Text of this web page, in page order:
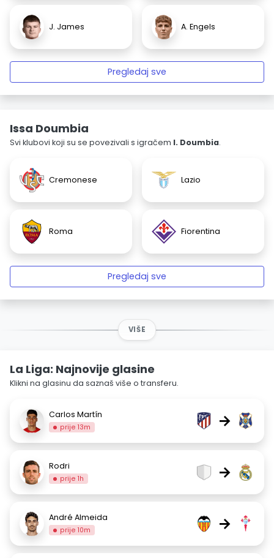
J. James A. Engels
Pregledaj sve
Issa Doumbia
Svi klubovi koji su se povezivali s igračem I. Doumbia.
Cremonese Lazio
Roma Fiorentina
Pregledaj sve
VIŠE
La Liga: Najnovije glasine
Klikni na glasinu da saznaš više o transferu.
Carlos Martín
prije 13m →
Rodri
prije 1h →
André Almeida
prije 10m →